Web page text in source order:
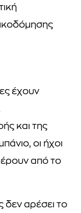
έχουν
και της
οι ήχοι
από το
δεν αρέσει το